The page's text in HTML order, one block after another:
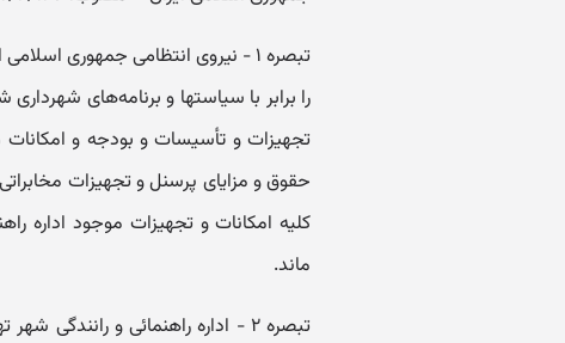
‌تبصره ۱ - نیروی انتظامی جمهوری اسلامی ایران موظف است کلیه امور راهنمائی و رانندگی
را برابر با سیاستها و برنامه‌های
تجهیزات و تأسیسات و بودجه و امکانات
حقوق و مزایای پرسنل و تجهیزات
کلیه امکانات و تجهیزات موجود اداره
ماند.
‌تبصره ۲ - اداره راهنمائی و رانندگی